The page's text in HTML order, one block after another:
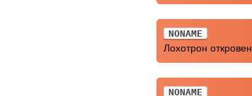
NONAME
Лохотрон
NONAME